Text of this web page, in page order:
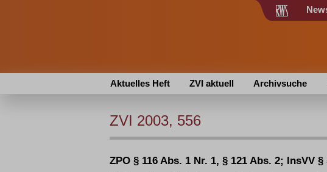
Aktuelles Heft ZVI aktuell Archivsuche
ZVI 2003, 556
ZPO § 116 Abs. 1 Nr. 1, § 121 Abs. 2; InsVV §